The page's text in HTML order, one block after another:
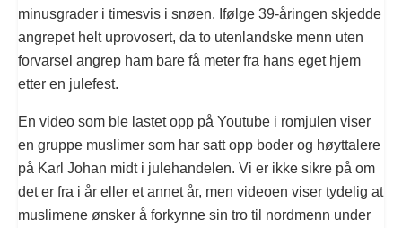
minusgrader i timesvis i snøen. Ifølge 39-åringen skjedde
angrepet helt uprovosert, da to utenlandske menn uten
forvarsel angrep ham bare få meter fra hans eget hjem
etter en julefest.
En video som ble lastet opp på Youtube i romjulen viser
en gruppe muslimer som har satt opp boder og høyttalere
på Karl Johan midt i julehandelen. Vi er ikke sikre på om
det er fra i år eller et annet år, men videoen viser tydelig at
muslimene ønsker å forkynne sin tro til nordmenn under